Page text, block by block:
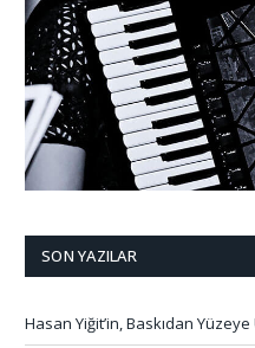
SON YAZILAR
Hasan Yiğit’in, Baskıdan